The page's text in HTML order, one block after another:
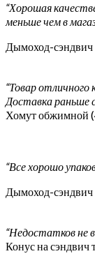
“Хорошая
меньше чем в
Дымоход-
“Товар
Доставка раньше
Хомут обжимной
“Все хорошо
Дымоход-
“Недостатков не
Конус на